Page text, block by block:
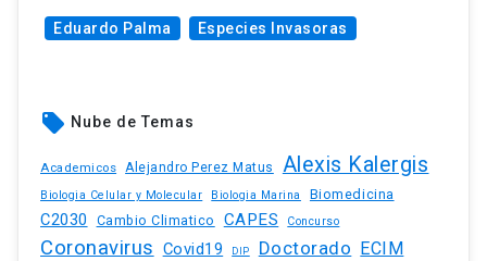
Eduardo Palma Especies Invasoras
local_offer Nube de Temas
Academicos Alejandro Perez Matus Alexis Kalergis
Biologia Celular y Molecular Biologia Marina Biomedicina
C2030 Cambio Climatico CAPES Concurso
Coronavirus Covid19 DIP Doctorado ECIM